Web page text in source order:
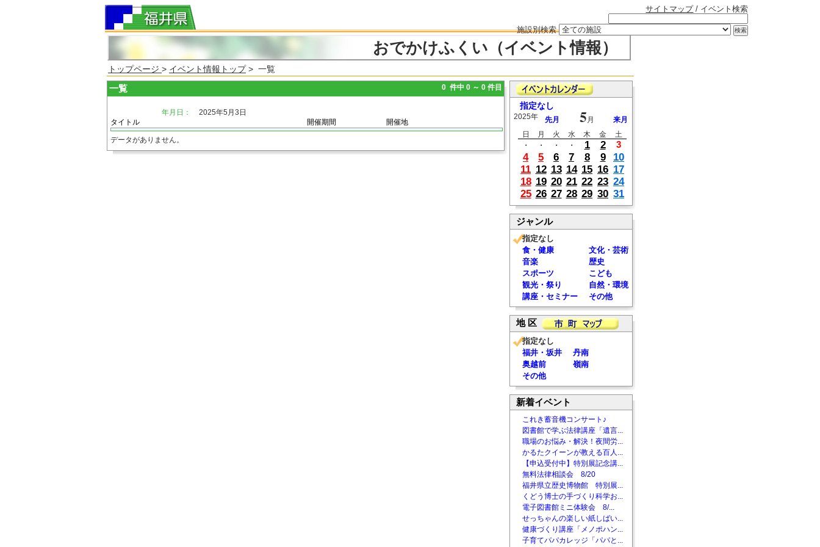
サイトマップ/ イベント検索
施設別検索
おでかけふくい（イベント情報）
トップページ > イベント情報トップ> 一覧
一覧 0 件中 0 ～ 0 件目
年月日：
2025年5月3日
タイトル
開催期間 開催地
データがありません。
指定なし
2025年 先月 5 月
来月
日
月 火 水 木 金
土
・
・ ・ ・ 1 2 3
4 5 6 7 8 9
10
11 12 13 14 15 16 17
18 19 20 21 22 23 24
25 26 27 28 29 30 31
ジャンル
指定なし
食・健康
文化・芸術
音楽
歴史
スポーツ
こども
観光・祭り
自然・環境
講座・セミナー
その他
地 区
指定なし
福井・坂井
丹南
奥越前
嶺南
その他
新着イベント
これき蓄音機コンサート♪
図書館で学ぶ法律講座「遺言...
職場のお悩み・解決！夜間労...
かるたクイーンが教える百人...
【申込受付中】特別展記念講...
無料法律相談会 8/20
福井県立歴史博物館 特別展...
くどう博士の手づくり科学お...
電子図書館ミニ体験会 8/...
せっちゃんの楽しい紙しばい...
健康づくり講座「メノポハン...
子育てパパカレッジ「パパと...